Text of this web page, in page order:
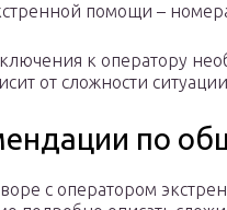
помощи –
к оператору
от сложности
по
с оператором